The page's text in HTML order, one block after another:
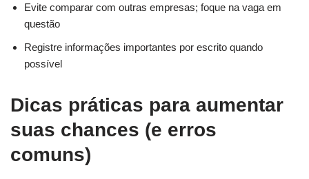
Evite comparar com outras empresas; foque na vaga em
questão
Registre informações importantes por escrito quando
possível
Dicas práticas para aumentar
suas chances (e erros
comuns)